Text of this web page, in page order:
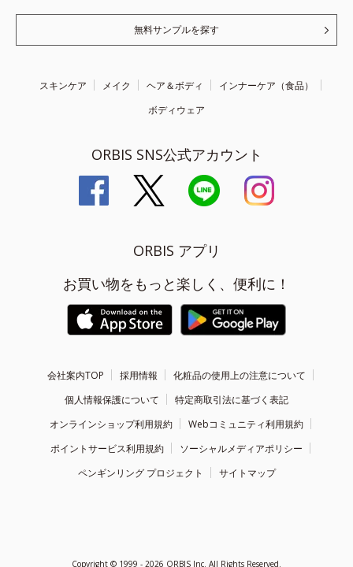
無料サンプルを探す
スキンケア メイク ヘア＆ボディ
インナーケア（食品）
ボディウェア
ORBIS SNS公式アカウント
ORBIS アプリ
お買い物をもっと楽しく、便利に！
会社案内TOP 採用情報
化粧品の使用上の注意について
個人情報保護について
特定商取引法に基づく表記
オンラインショップ利用規約
Webコミュニティ利用規約
ポイントサービス利用規約
ソーシャルメディアポリシー
ペンギンリング プロジェクト
サイトマップ
Copyright © 1999 - 2026 ORBIS Inc. All Rights Reserved.